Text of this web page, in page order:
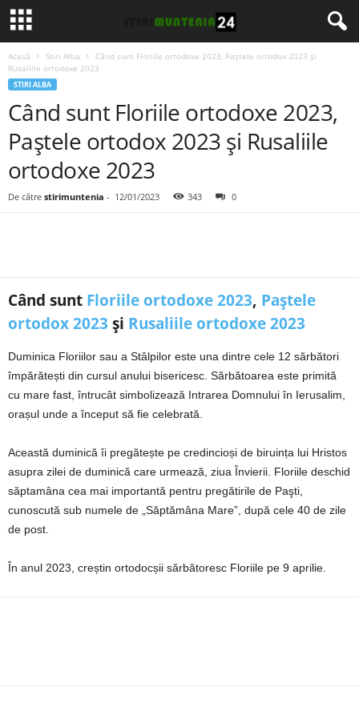
Acasă Stiri Alba
Când sunt Floriile ortodoxe 2023, Paștele ortodox 2023 și
Rusaliile ortodoxe 2023
STIRI ALBA
Când sunt Floriile ortodoxe 2023,
Paștele ortodox 2023 și Rusaliile
ortodoxe 2023
De către stirimuntenia - 12/01/2023 343 0
Când sunt Floriile ortodoxe 2023, Paștele
ortodox 2023 și Rusaliile ortodoxe 2023
Duminica Floriilor sau a Stâlpilor este una dintre cele 12 sărbători
împărătești din cursul anului bisericesc. Sărbătoarea este primită
cu mare fast, întrucât simbolizează Intrarea Domnului în Ierusalim,
orașul unde a început să fie celebrată.
Această duminică îi pregătește pe credincioși de biruința lui Hristos
asupra zilei de duminică care urmează, ziua Învierii. Floriile deschid
săptamâna cea mai importantă pentru pregătirile de Paşti,
cunoscută sub numele de „Săptămâna Mare”, după cele 40 de zile
de post.
În anul 2023, creștin ortodocșii sărbătoresc Floriile pe 9 aprilie.